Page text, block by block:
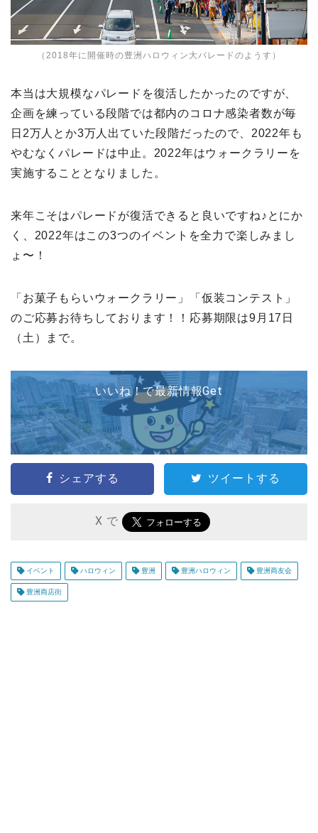
（2018年に開催時の豊洲ハロウィン大パレードのようす）
本当は大規模なパレードを復活したかったのですが、
企画を練っている段階では都内のコロナ感染者数が毎
日2万人とか3万人出ていた段階だったので、2022年も
やむなくパレードは中止。2022年はウォークラリーを
実施することとなりました。
来年こそはパレードが復活できると良いですね♪とにか
く、2022年はこの3つのイベントを全力で楽しみまし
ょ〜！
「お菓子もらいウォークラリー」「仮装コンテスト」
のご応募お待ちしております！！応募期限は9月17日
（土）まで。
いいね！で最新情報Get
シェアする ツイートする
X で
イベント ハロウィン 豊洲 豊洲ハロウィン 豊洲商友会
豊洲商店街